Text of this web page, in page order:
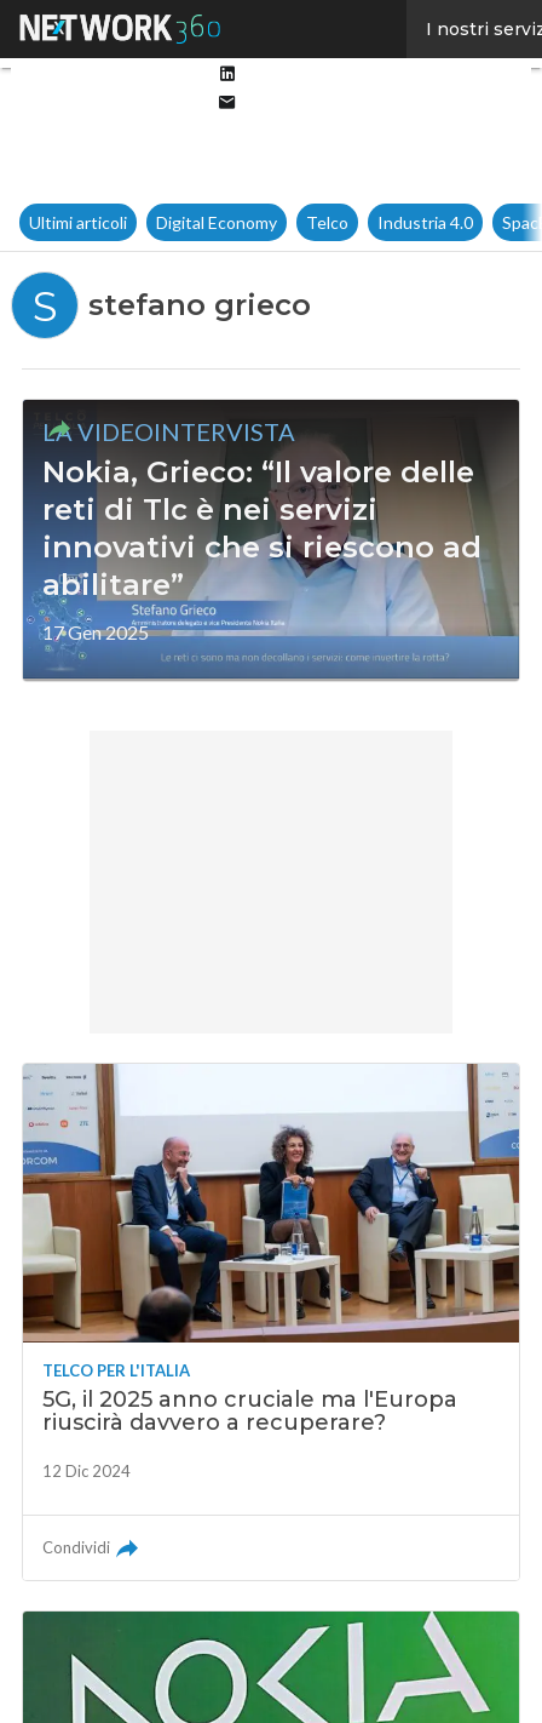
I nostri
Ultimi articoli Digital Economy Telco Industria 4.0
S stefano grieco
LA VIDEOINTERVISTA
Nokia, Grieco: “Il valore delle
reti di Tlc è nei servizi
innovativi che si riescono ad
abilitare”
17 Gen 2025
TELCO PER L'ITALIA
5G, il 2025 anno cruciale ma l'Europa
riuscirà davvero a recuperare?
12 Dic 2024
Condividi